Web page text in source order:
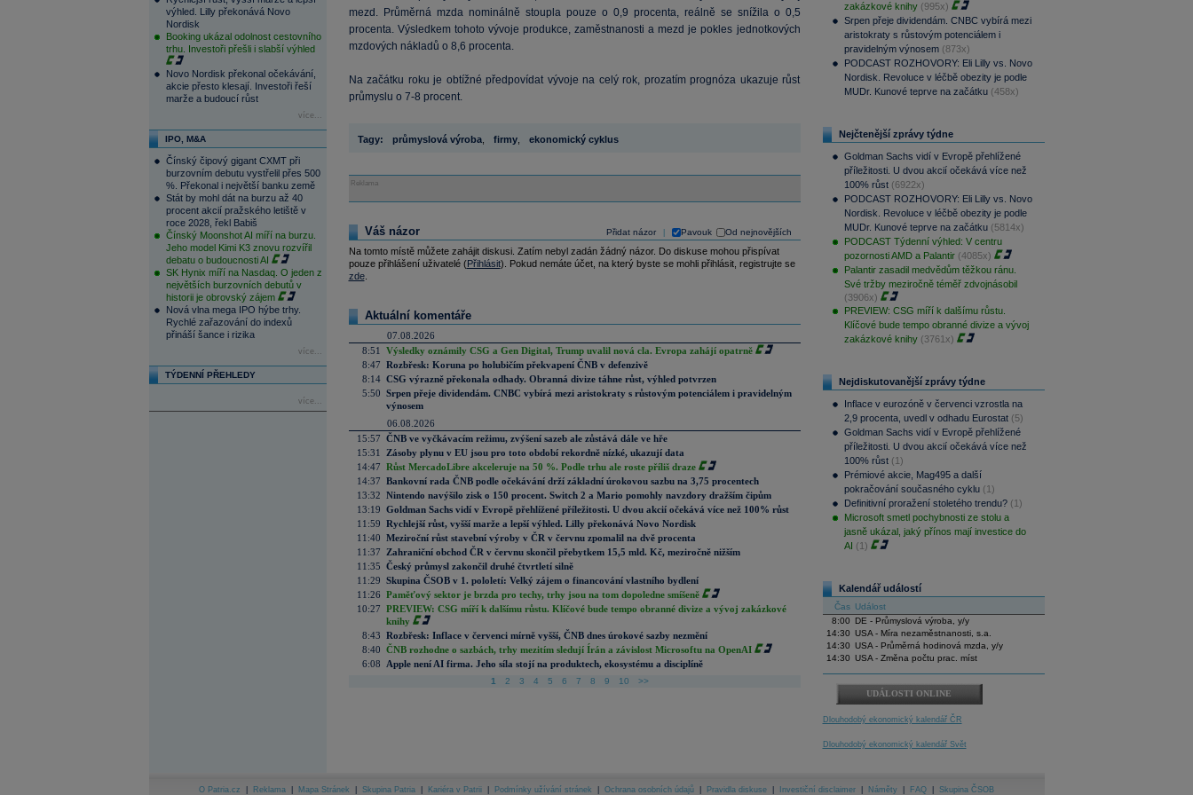
výhled. Lilly překonává Novo
Nordisk
Booking ukázal odolnost cestovního
trhu. Investoři přešli i slabší výhled
Novo Nordisk překonal očekávání,
akcie přesto klesají. Investoři řeší
marže a budoucí růst
více...
IPO, M&A
Čínský čipový gigant CXMT při
burzovním debutu vystřelil přes 500
%. Překonal i největší banku země
Stát by mohl dát na burzu až 40
procent akcií pražského letiště v
roce 2028, řekl Babiš
Čínský Moonshot AI míří na burzu.
Jeho model Kimi K3 znovu rozvířil
debatu o budoucnosti AI
SK Hynix míří na Nasdaq. O jeden z
největších burzovních debutů v
historii je obrovský zájem
Nová vlna mega IPO hýbe trhy.
Rychlé zařazování do indexů
přináší šance i rizika
více...
TÝDENNÍ PŘEHLEDY
více...
mezd. Průměrná mzda nominálně stoupla pouze o 0,9 procenta, reálně se snížila o 0,5
procenta. Výsledkem tohoto vývoje produkce, zaměstnanosti a mezd je pokles jednotkových
mzdových nákladů o 8,6 procenta.
Na začátku roku je obtížné předpovídat vývoje na celý rok, prozatím prognóza ukazuje růst
průmyslu o 7-8 procent.
Tagy: průmyslová výroba, firmy, ekonomický cyklus
Reklama
Přidat názor Pavouk Od nejnovějších
Váš názor
Na tomto místě můžete zahájit diskusi. Zatím nebyl zadán žádný názor. Do diskuse mohou přispívat
pouze přihlášení uživatelé (Přihlásit). Pokud nemáte účet, na který byste se mohli přihlásit, registrujte se
zde.
Aktuální komentáře
07.08.2026
8:51
Výsledky oznámily CSG a Gen Digital, Trump uvalil nová cla. Evropa zahájí opatrně
8:47 Rozbřesk: Koruna po holubičím překvapení ČNB v defenzivě
8:14 CSG výrazně překonala odhady. Obranná divize táhne růst, výhled potvrzen
5:50 Srpen přeje dividendám. CNBC vybírá mezi aristokraty s růstovým potenciálem i pravidelným
výnosem
06.08.2026
15:57 ČNB ve vyčkávacím režimu, zvýšení sazeb ale zůstává dále ve hře
15:31
Zásoby plynu v EU jsou pro toto období rekordně nízké, ukazují data
14:47 Růst MercadoLibre akceleruje na 50 %. Podle trhu ale roste příliš draze
14:37 Bankovní rada ČNB podle očekávání drží základní úrokovou sazbu na 3,75 procentech
13:32 Nintendo navýšilo zisk o 150 procent. Switch 2 a Mario pomohly navzdory dražším čipům
13:19 Goldman Sachs vidí v Evropě přehlížené příležitosti. U dvou akcií očekává více než 100% růst
11:59 Rychlejší růst, vyšší marže a lepší výhled. Lilly překonává Novo Nordisk
11:40 Meziroční růst stavební výroby v ČR v červnu zpomalil na dvě procenta
11:37
Zahraniční obchod ČR v červnu skončil přebytkem 15,5 mld. Kč, meziročně nižším
11:35 Český průmysl zakončil druhé čtvrtletí silně
11:29 Skupina ČSOB v 1. pololetí: Velký zájem o financování vlastního bydlení
11:26 Paměťový sektor je brzda pro techy, trhy jsou na tom dopoledne smíšeně
10:27 PREVIEW: CSG míří k dalšímu růstu. Klíčové bude tempo obranné divize a vývoj zakázkové
knihy
8:43 Rozbřesk: Inflace v červenci mírně vyšší, ČNB dnes úrokové sazby nezmění
8:40 ČNB rozhodne o sazbách, trhy mezitím sledují Írán a závislost Microsoftu na OpenAI
6:08
Apple není AI firma. Jeho síla stojí na produktech, ekosystému a disciplíně
1 2 3 4 5 6 7 8 9 10 >>
zakázkové knihy (995x)
Srpen přeje dividendám. CNBC vybírá mezi
aristokraty s růstovým potenciálem i
pravidelným výnosem (873x)
PODCAST ROZHOVORY: Eli Lilly vs. Novo
Nordisk. Revoluce v léčbě obezity je podle
MUDr. Kunové teprve na začátku (458x)
Nejčtenější zprávy týdne
Goldman Sachs vidí v Evropě přehlížené
příležitosti. U dvou akcií očekává více než
100% růst (6922x)
PODCAST ROZHOVORY: Eli Lilly vs. Novo
Nordisk. Revoluce v léčbě obezity je podle
MUDr. Kunové teprve na začátku (5814x)
PODCAST Týdenní výhled: V centru
pozornosti AMD a Palantir (4085x)
Palantir zasadil medvědům těžkou ránu.
Své tržby meziročně téměř zdvojnásobil
(3906x)
PREVIEW: CSG míří k dalšímu růstu.
Klíčové bude tempo obranné divize a vývoj
zakázkové knihy (3761x)
Nejdiskutovanější zprávy týdne
Inflace v eurozóně v červenci vzrostla na
2,9 procenta, uvedl v odhadu Eurostat (5)
Goldman Sachs vidí v Evropě přehlížené
příležitosti. U dvou akcií očekává více než
100% růst (1)
Prémiové akcie, Mag495 a další
pokračování současného cyklu (1)
Definitivní proražení stoletého trendu? (1)
Microsoft smetl pochybnosti ze stolu a
jasně ukázal, jaký přínos mají investice do
AI (1)
Kalendář událostí
Čas Událost
8:00
DE - Průmyslová výroba, y/y
14:30 USA - Míra nezaměstnanosti, s.a.
14:30 USA - Průměrná hodinová mzda, y/y
14:30 USA - Změna počtu prac. míst
UDÁLOSTI ONLINE
Dlouhodobý ekonomický kalendář ČR
Dlouhodobý ekonomický kalendář Svět
O Patria.cz Reklama Mapa Stránek Skupina Patria Kariéra v Patrii Podmínky užívání stránek Ochrana osobních údajů Pravidla diskuse Investiční disclaimer Náměty FAQ Skupina ČSOB